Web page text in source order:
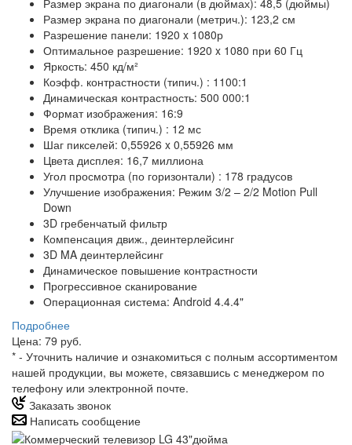
Размер экрана по диагонали (в дюймах): 48,5 (дюймы)
Размер экрана по диагонали (метрич.): 123,2 см
Разрешение панели: 1920 x 1080р
Оптимальное разрешение: 1920 x 1080 при 60 Гц
Яркость: 450 кд/м²
Коэфф. контрастности (типич.) : 1100:1
Динамическая контрастность: 500 000:1
Формат изображения: 16:9
Время отклика (типич.) : 12 мс
Шаг пикселей: 0,55926 x 0,55926 мм
Цвета дисплея: 16,7 миллиона
Угол просмотра (по горизонтали) : 178 градусов
Улучшение изображения: Режим 3/2 – 2/2 Motion Pull
Down
3D гребенчатый фильтр
Компенсация движ., деинтерлейсинг
3D MA деинтерлейсинг
Динамическое повышение контрастности
Прогрессивное сканирование
Операционная система: Android 4.4.4"
Подробнее
Цена: 79 руб.
* - Уточнить наличие и ознакомиться с полным ассортиментом
нашей продукции, вы можете, связавшись с менеджером по
телефону или электронной почте.
Заказать звонок
Написать сообщение